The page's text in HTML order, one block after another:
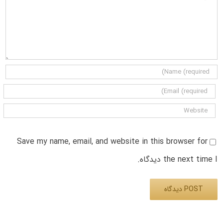
Save my name, email, and website in this browser for
the next time I دیدگاه.